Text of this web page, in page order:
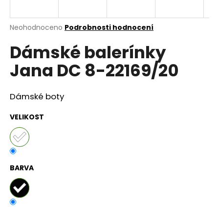
Průměrné
produktu
je
0,0
z
hvězdiček.
Neohodnoceno Podrobnosti hodnocení
Dámské balerínky
Jana DC 8-22169/20
Dámské boty
VELIKOST
BARVA
j
t
?
D
o
p
o
r